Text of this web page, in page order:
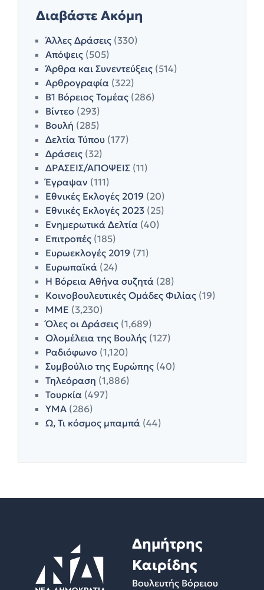
Διαβάστε Ακόμη
Άλλες Δράσεις (330)
Απόψεις (505)
Άρθρα και Συνεντεύξεις (514)
Αρθρογραφία (322)
Β1 Βόρειος Τομέας (286)
Βίντεο (293)
Βουλή (285)
Δελτία Τύπου (177)
Δράσεις (32)
ΔΡΑΣΕΙΣ/ΑΠΟΨΕΙΣ (11)
Έγραψαν (111)
Εθνικές Εκλογές 2019 (20)
Εθνικές Εκλογές 2023 (25)
Ενημερωτικά Δελτία (40)
Επιτροπές (185)
Ευρωεκλογές 2019 (71)
Ευρωπαϊκά (24)
Η Βόρεια Αθήνα συζητά (28)
Κοινοβουλευτικές Ομάδες Φιλίας (19)
ΜΜΕ (3,230)
Όλες οι Δράσεις (1,689)
Ολομέλεια της Βουλής (127)
Ραδιόφωνο (1,120)
Συμβούλιο της Ευρώπης (40)
Τηλεόραση (1,886)
Τουρκία (497)
ΥΜΑ (286)
Ω, Τι κόσμος μπαμπά (44)
Δημήτρης
Καιρίδης
Βουλευτής Βόρειου